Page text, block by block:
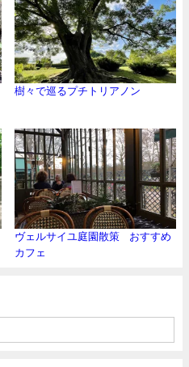
樹々で巡るプチトリアノン
ヴェルサイユ庭園散策 おすすめ
カフェ